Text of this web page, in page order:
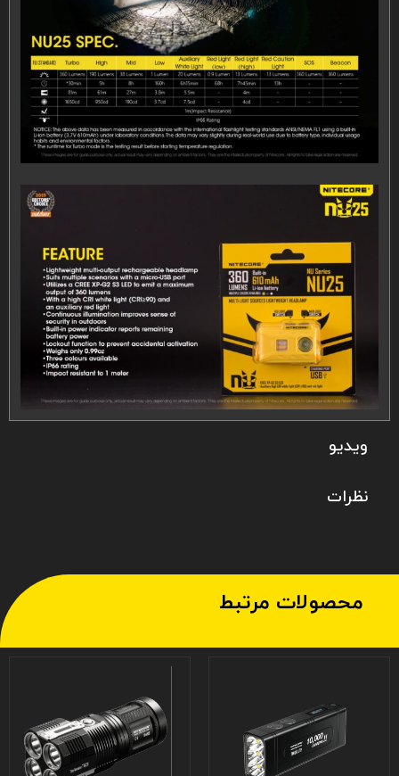
ویدیو
نظرات
محصولات مرتبط